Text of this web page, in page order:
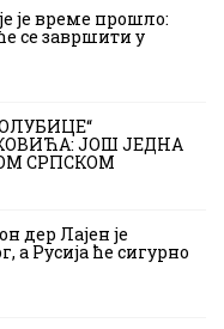
је време прошло:
се завршити у
ЈОШ ЈЕДНА
СРПСКОМ
дер Лајен је
а Русија ће сигурно